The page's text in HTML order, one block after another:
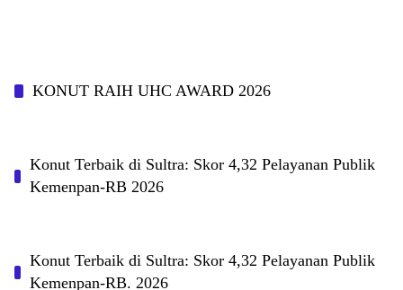
KONUT RAIH UHC AWARD 2026
Konut Terbaik di Sultra: Skor 4,32 Pelayanan Publik
Kemenpan-RB 2026
Konut Terbaik di Sultra: Skor 4,32 Pelayanan Publik
Kemenpan-RB. 2026